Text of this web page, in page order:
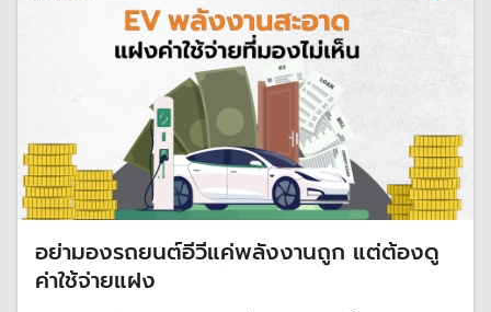
อย่ามองรถยนต์อีวีแค่พลังงานถูก แต่ต้องดู
ค่าใช้จ่ายแฝง